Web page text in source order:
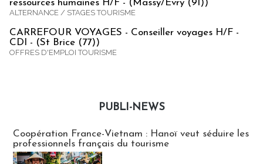
ressources humaines H/F - (Massy/Evry (91))
ALTERNANCE / STAGES TOURISME
CARREFOUR VOYAGES - Conseiller voyages H/F -
CDI - (St Brice (77))
OFFRES D'EMPLOI TOURISME
PUBLI-NEWS
Coopération France-Vietnam : Hanoï veut séduire les
professionnels français du tourisme